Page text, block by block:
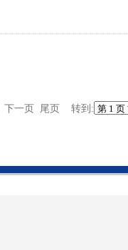
下一页 尾页 转到: